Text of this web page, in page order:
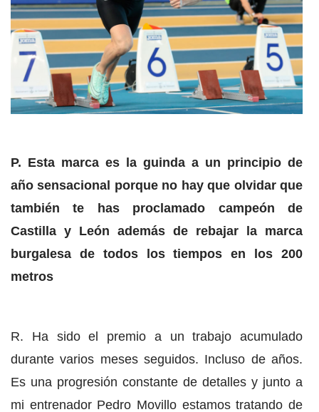
P. Esta marca es la guinda a un principio de
año sensacional porque no hay que olvidar que
también te has proclamado campeón de
Castilla y León además de rebajar la marca
burgalesa de todos los tiempos en los 200
metros
R. Ha sido el premio a un trabajo acumulado
durante varios meses seguidos. Incluso de años.
Es una progresión constante de detalles y junto a
mi entrenador Pedro Movillo estamos tratando de